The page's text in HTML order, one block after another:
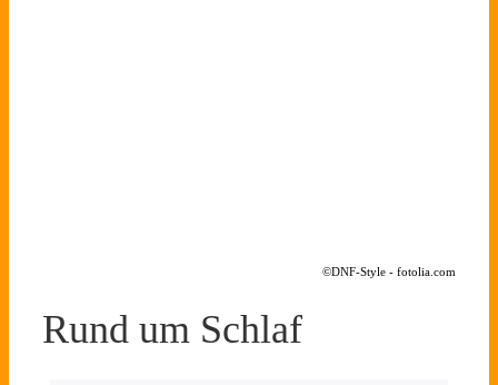
©DNF-Style - fotolia.com
Rund um Schlaf